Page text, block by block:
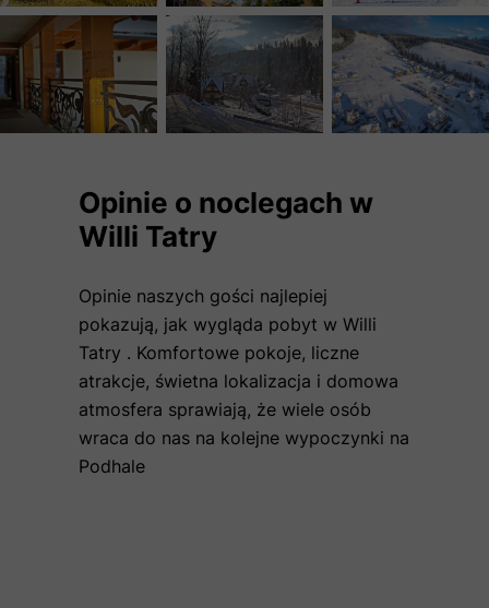
Opinie o noclegach w
Willi Tatry
Opinie naszych gości najlepiej
pokazują, jak wygląda pobyt w Willi
Tatry . Komfortowe pokoje, liczne
atrakcje, świetna lokalizacja i domowa
atmosfera sprawiają, że wiele osób
wraca do nas na kolejne wypoczynki na
Podhale